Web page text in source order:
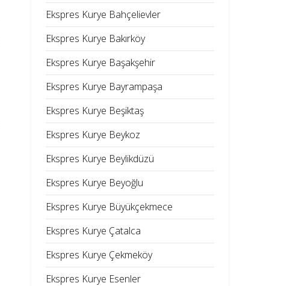
Ekspres Kurye Bahçelievler
Ekspres Kurye Bakırköy
Ekspres Kurye Başakşehir
Ekspres Kurye Bayrampaşa
Ekspres Kurye Beşiktaş
Ekspres Kurye Beykoz
Ekspres Kurye Beylikdüzü
Ekspres Kurye Beyoğlu
Ekspres Kurye Büyükçekmece
Ekspres Kurye Çatalca
Ekspres Kurye Çekmeköy
Ekspres Kurye Esenler